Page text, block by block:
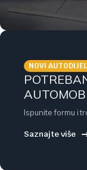
NOVI
Ispunite formu i
Saznajte više